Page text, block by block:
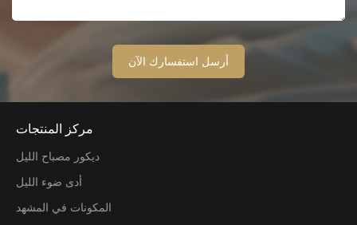
مركز المنتجات
ديكور مصباح الليل
أدى ضوء الليل
المكونات في المشهد